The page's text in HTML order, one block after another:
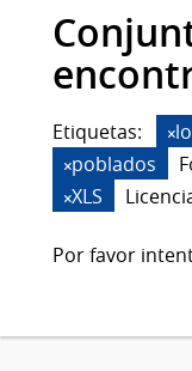
Etiquetas:
poblados
XLS
Por favor